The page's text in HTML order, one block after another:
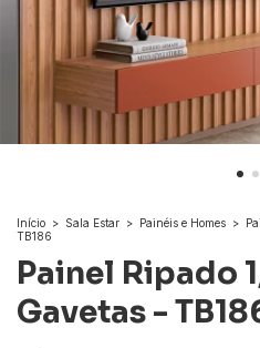
Início > Sala Estar > Painéis e Homes >
TB186
Painel Ripado
Gavetas -